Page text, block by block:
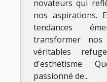
novateurs qui
nos aspirations.
tendances
transformer
véritables
d'esthétisme.
passionné de...